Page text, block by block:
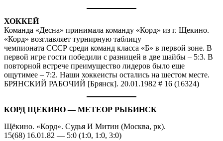
ХОККЕЙ
Команда «Десна» принимала команду «Корд» из г. Щекино.
«Корд» возглавляет турнирную таблицу
чемпионата СССР среди команд класса «Б» в первой зоне. В
первой игре гости победили с разницей в две шайбы – 5:3. В
повторной встрече преимущество лидеров было еще
ощутимее – 7:2. Наши хоккеисты остались на шестом месте.
БРЯНСКИЙ РАБОЧИЙ [Брянск]. 20.01.1982 # 16 (16324)
КОРД ЩЕКИНО — МЕТЕОР РЫБИНСК
Щёкино. «Корд». Судья И Митин (Москва, рк).
15(68) 16.01.82 — 5:0 (1:0, 1:0, 3:0)